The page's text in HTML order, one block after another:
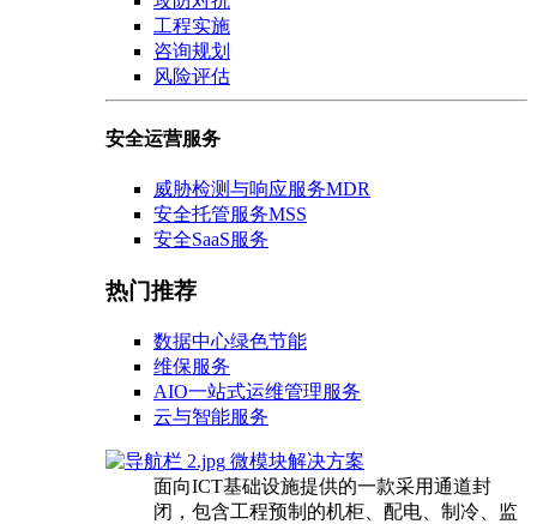
工程实施
咨询规划
风险评估
安全运营服务
威胁检测与响应服务MDR
安全托管服务MSS
安全SaaS服务
热门推荐
数据中心绿色节能
维保服务
AIO一站式运维管理服务
云与智能服务
微模块解决方案
面向ICT基础设施提供的一款采用通道封
闭，包含工程预制的机柜、配电、制冷、监